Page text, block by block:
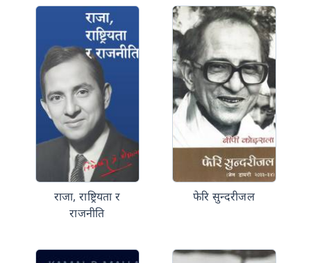
राजा, राष्ट्रियता र
राजनीति
फेरि सुन्दरीजल